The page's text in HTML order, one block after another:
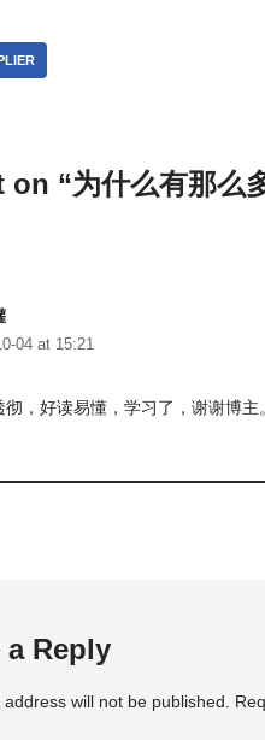
“为什么有那么
04 at 15:21
彻，好读易懂，学习了，谢谢博主。
a Reply
will not be published.